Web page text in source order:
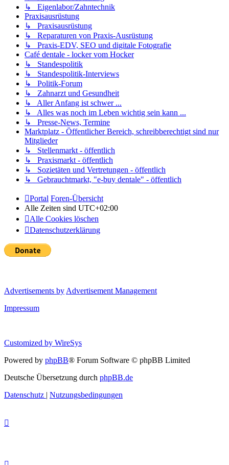
↳ Eigenlabor/Zahntechnik
Praxisausrüstung
↳ Praxisausrüstung
↳ Reparaturen von Praxis-Ausrüstung
↳ Praxis-EDV, SEO und digitale Fotografie
Café dentale - locker vom Hocker
↳ Standespolitik
↳ Standespolitik-Interviews
↳ Politik-Forum
↳ Zahnarzt und Gesundheit
↳ Aller Anfang ist schwer ...
↳ Alles was noch im Leben wichtig sein kann ...
↳ Presse-News, Termine
Marktplatz - Öffentlicher Bereich, schreibberechtigt sind nur
Mitglieder
↳ Stellenmarkt - öffentlich
↳ Praxismarkt - öffentlich
↳ Sozietäten und Vertretungen - öffentlich
↳ Gebrauchtmarkt, "e-buy dentale" - öffentlich
Portal Foren-Übersicht
Alle Zeiten sind UTC+02:00
Alle Cookies löschen
Datenschutzerklärung
Advertisements by Advertisement Management
Impressum
Customized by WireSys
Powered by phpBB® Forum Software © phpBB Limited
Deutsche Übersetzung durch phpBB.de
Datenschutz | Nutzungsbedingungen